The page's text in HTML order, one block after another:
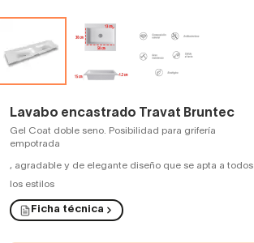
Lavabo encastrado Travat Bruntec
Gel Coat doble seno. Posibilidad para grifería
empotrada
, agradable y de elegante diseño que se apta a todos
los estilos
Ficha técnica